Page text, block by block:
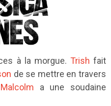
à la morgue. Trish fait
de se mettre en travers
Malcolm a une soudaine